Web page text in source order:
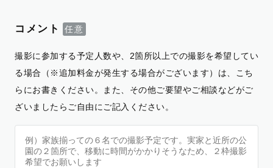
コメント
撮影に参加する予定人数や、2箇所以上での撮影を希望してい
る場合（※追加料金が発生する場合がございます）は、こち
らにお書きください。また、その他ご要望やご相談などがご
ざいましたらご自由にご記入ください。